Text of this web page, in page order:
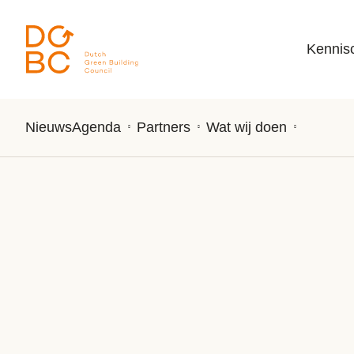
NieuwsAgenda Partners Wat wij doen